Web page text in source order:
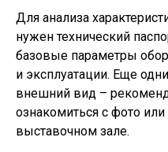
Для анализа
нужен технический
базовые параметры
и эксплуатации. Еще
внешний вид –
ознакомиться с фото
выставочном зале.